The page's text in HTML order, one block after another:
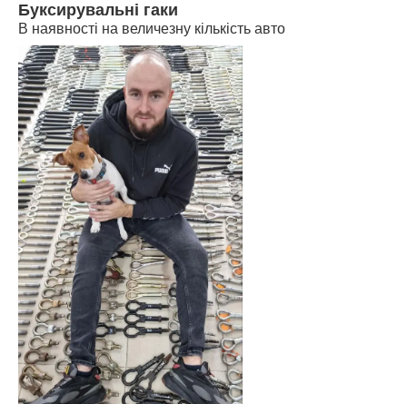
Буксирувальні гаки
В наявності на величезну кількість авто